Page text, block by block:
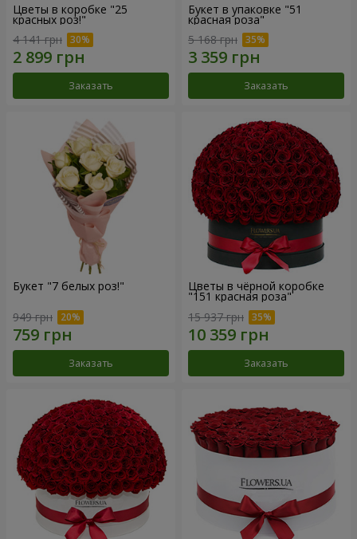
Цветы в коробке "25
красных роз!"
4 141 грн
Заказать
Букет в упаковке "51
красная роза"
5 168 грн
Заказать
Букет "7 белых роз!"
949 грн
Заказать
Цветы в чёрной коробке
"151 красная роза"
15 937 грн
Заказать